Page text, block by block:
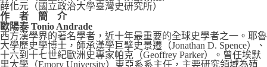
薛化元（國立政治大學臺灣史研究所）
作 者 簡 介
歐陽泰 Tonio Andrade
西方漢學界的著名學者，近十年最重要的全球史學者之一。耶魯
大學歷史學博士，師承漢學巨擘史景遷（Jonathan D. Spence）、
十六到十七世紀歐洲史專家帕克（Geoffrey Parker）。曾任埃默
里大學（Emory University）東亞系系主任，主要研究領域為殖